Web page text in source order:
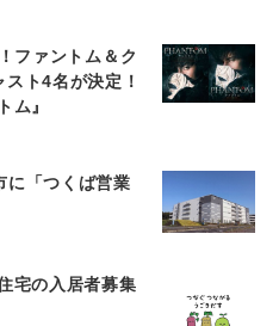
ファントム＆ク
ト4名が決定！
ム』
に「つくば営業
宅の入居者募集